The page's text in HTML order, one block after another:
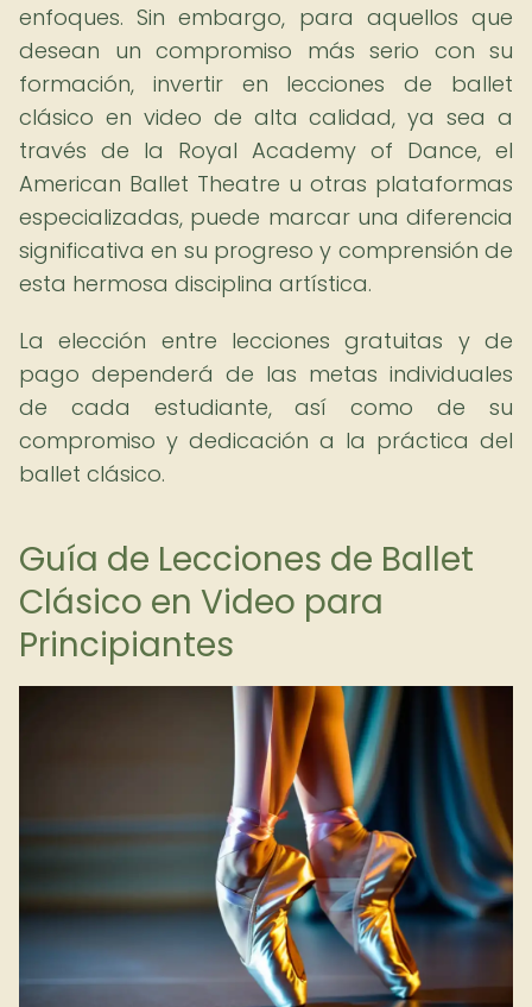
enfoques. Sin embargo, para aquellos que
desean un compromiso más serio con su
formación, invertir en lecciones de ballet
clásico en video de alta calidad, ya sea a
través de la Royal Academy of Dance, el
American Ballet Theatre u otras plataformas
especializadas, puede marcar una diferencia
significativa en su progreso y comprensión de
esta hermosa disciplina artística.
La elección entre lecciones gratuitas y de
pago dependerá de las metas individuales
de cada estudiante, así como de su
compromiso y dedicación a la práctica del
ballet clásico.
Guía de Lecciones de Ballet
Clásico en Video para
Principiantes